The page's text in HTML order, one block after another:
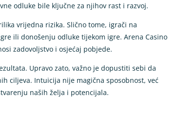
odluke bile ključne za njihov rast i razvoj.
vrijedna rizika. Slično tome, igrači na
ili donošenju odluke tijekom igre. Arena Casino
zadovoljstvo i osjećaj pobjede.
Upravo zato, važno je dopustiti sebi da
ciljeva. Intuicija nije magična sposobnost, već
naših želja i potencijala.